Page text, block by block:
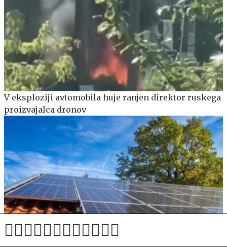
V eksploziji avtomobila huje ranjen direktor ruskega
proizvajalca dronov